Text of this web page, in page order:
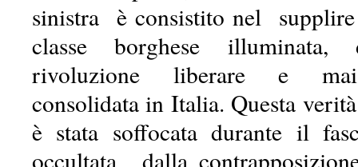
sinistra è consistito nel
classe borghese
rivoluzione liberare e mai
consolidata in Italia. Questa
è stata soffocata durante il
occultata dalla